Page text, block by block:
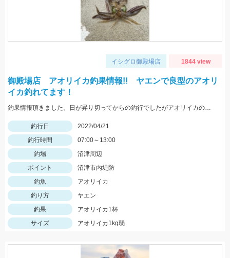
イシグロ御殿場店 1844 view
御殿場店 アオリイカ釣果情報!! ヤエンで良型のアオリ
イカ釣れてます！
釣果情報頂きました。日が昇り切ってからの釣行でしたがアオリイカの型が見れた様子！自作のヤエンで釣り上げたようです！
釣行日
2022/04/21
釣行時間
07:00～13:00
釣場
沼津周辺
ポイント
沼津市内堤防
釣魚
アオリイカ
釣り方
ヤエン
釣果
アオリイカ1杯
サイズ
アオリイカ1kg弱